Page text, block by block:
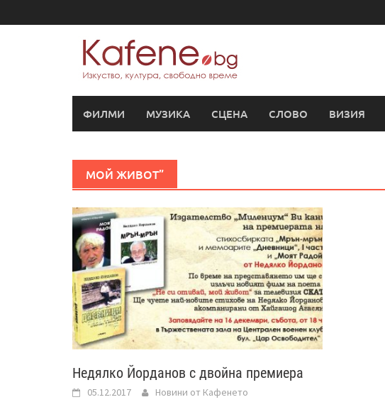
to
ФИЛМИ МУЗИКА СЦЕНА СЛОВО ВИЗИЯ
МОЙ ЖИВОТ”
Недялко Йорданов с двойна премиера
05.12.2017 Новини от Кафенето